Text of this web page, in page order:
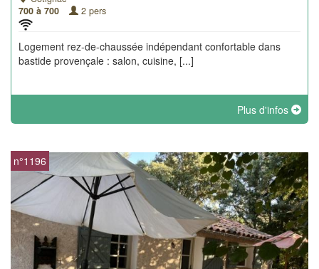
700 à 700
2 pers
Logement rez-de-chaussée indépendant confortable dans
bastide provençale : salon, cuisine, [...]
Plus d'infos
n°1196